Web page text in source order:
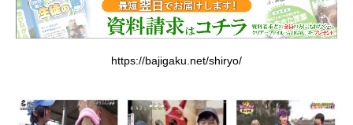
https://bajigaku.net/shiryo/